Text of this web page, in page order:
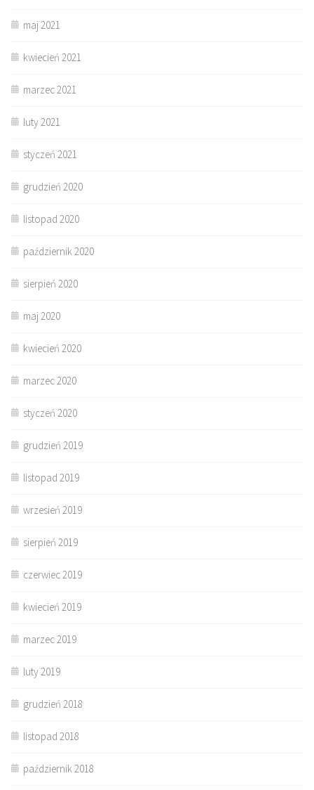
maj 2021
kwiecień 2021
marzec 2021
luty 2021
styczeń 2021
grudzień 2020
listopad 2020
październik 2020
sierpień 2020
maj 2020
kwiecień 2020
marzec 2020
styczeń 2020
grudzień 2019
listopad 2019
wrzesień 2019
sierpień 2019
czerwiec 2019
kwiecień 2019
marzec 2019
luty 2019
grudzień 2018
listopad 2018
październik 2018